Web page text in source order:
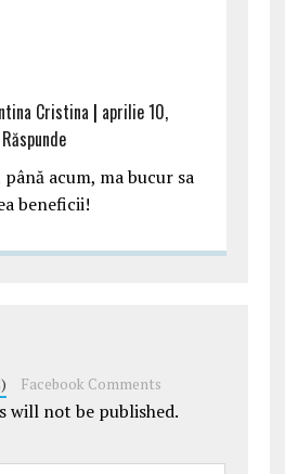
Cristina | aprilie 10,
Răspunde
acum, ma bucur sa
beneficii!
Facebook Comments
will not be published.